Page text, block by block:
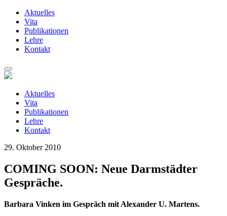
Aktuelles
Vita
Publikationen
Lehre
Kontakt
Zum
springenAktuelles
Vita
Publikationen
Lehre
Kontakt
29. Oktober 2010
COMING SOON: Neue Darmstädter
Gespräche.
Barbara Vinken im Gespräch mit Alexander U. Martens.